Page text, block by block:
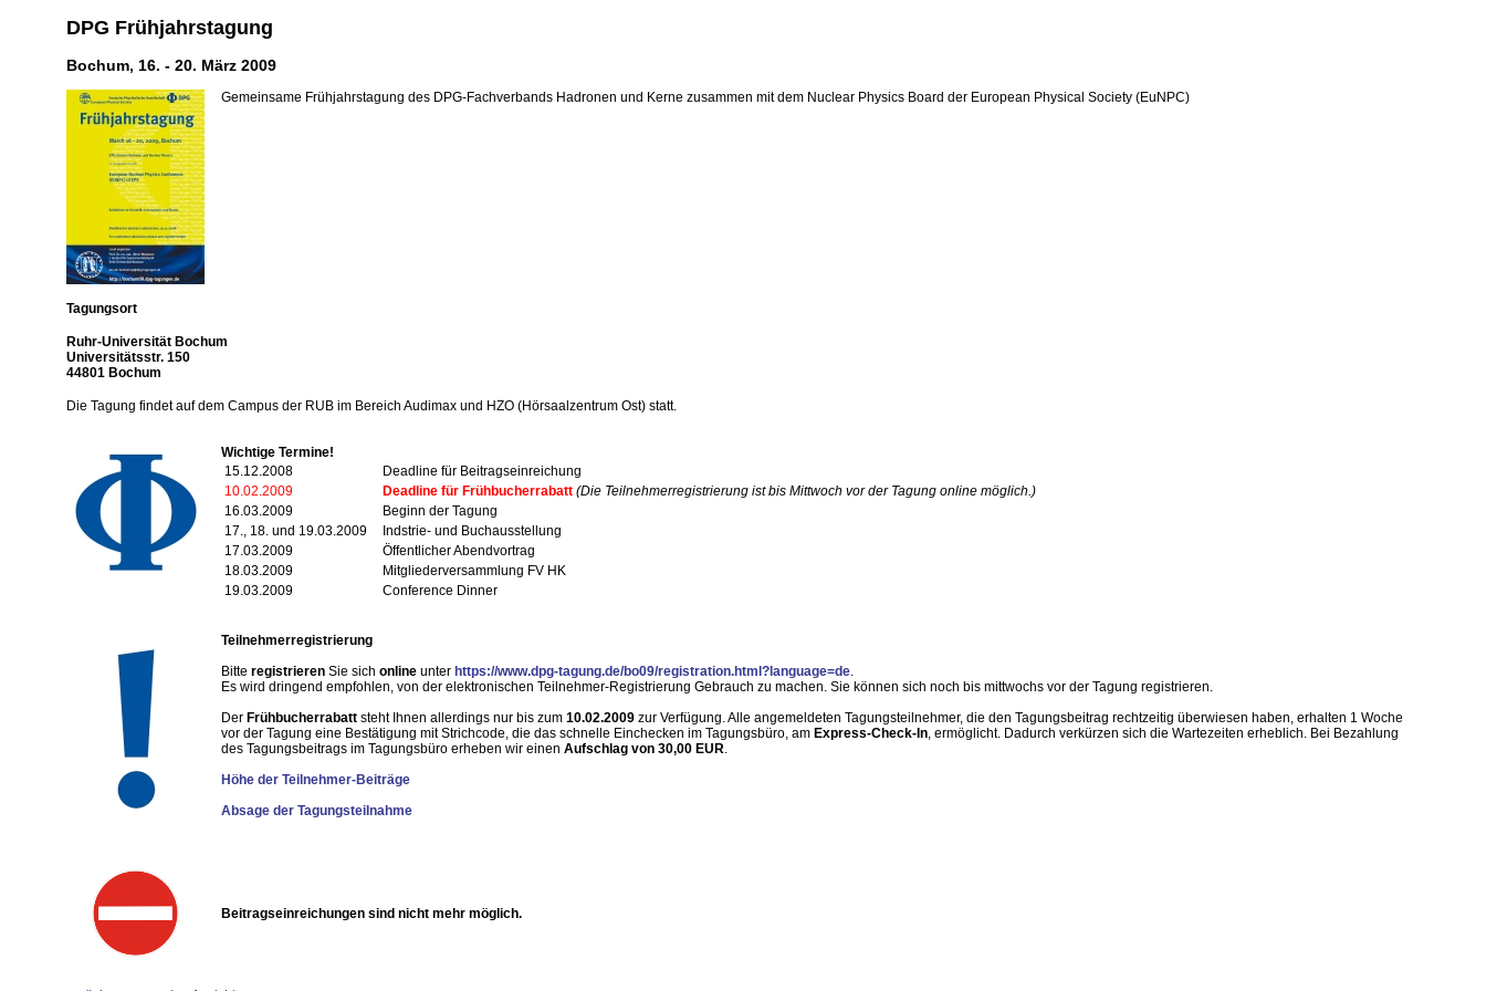
DPG Frühjahrstagung
Bochum, 16. - 20. März 2009
Gemeinsame Frühjahrstagung des DPG-Fachverbands Hadronen und Kerne zusammen mit dem Nuclear Physics Board der European Physical Society (EuNPC)
Tagungsort
Ruhr-Universität Bochum
Universitätsstr. 150
44801 Bochum
Die Tagung findet auf dem Campus der RUB im Bereich Audimax und HZO (Hörsaalzentrum Ost) statt.
Wichtige Termine!
15.12.2008
Deadline für Beitragseinreichung
10.02.2009
Deadline für Frühbucherrabatt (Die Teilnehmerregistrierung ist bis Mittwoch vor der Tagung online möglich.)
16.03.2009
Beginn der Tagung
17., 18. und 19.03.2009
Indstrie- und Buchausstellung
17.03.2009
Öffentlicher Abendvortrag
18.03.2009
Mitgliederversammlung FV HK
19.03.2009
Conference Dinner
Teilnehmerregistrierung
Bitte registrieren Sie sich online unter https://www.dpg-tagung.de/bo09/registration.html?language=de.
Es wird dringend empfohlen, von der elektronischen Teilnehmer-Registrierung Gebrauch zu machen. Sie können sich noch bis mittwochs vor der Tagung registrieren.
Der Frühbucherrabatt steht Ihnen allerdings nur bis zum 10.02.2009 zur Verfügung. Alle angemeldeten Tagungsteilnehmer, die den Tagungsbeitrag rechtzeitig überwiesen haben, erhalten 1 Woche
vor der Tagung eine Bestätigung mit Strichcode, die das schnelle Einchecken im Tagungsbüro, am Express-Check-In, ermöglicht. Dadurch verkürzen sich die Wartezeiten erheblich. Bei Bezahlung
des Tagungsbeitrags im Tagungsbüro erheben wir einen Aufschlag von 30,00 EUR.
Höhe der Teilnehmer-Beiträge
Absage der Tagungsteilnahme
Beitragseinreichungen sind nicht mehr möglich.